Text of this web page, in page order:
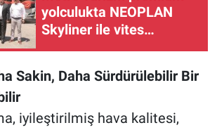
yolculukta NEOPLAN
Skyliner ile vites
Sakin, Daha Sürdürülebilir Bir
iyileştirilmiş hava kalitesi,